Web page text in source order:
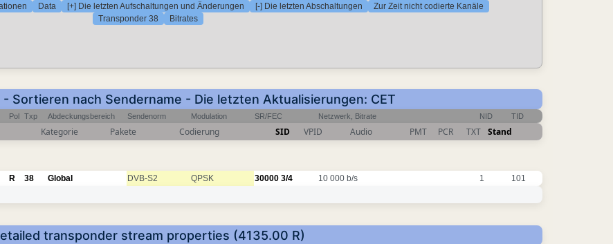
Data [+] Die letzten Aufschaltungen und Änderungen [-] Die letzten Abschaltungen
Zur Zeit nicht codierte Kanäle
Transponder 38
Bitrates
- Sortieren nach Sendername - Die letzten Aktualisierungen: CET
Pol Txp Abdeckungsbereich Sendenorm Modulation SR/FEC Netzwerk, Bitrate NID TID
Kategorie Pakete Codierung SID VPID Audio PMT PCR TXT Stand
R 38 Global DVB-S2 QPSK 30000 3/4 10 000 b/s 1 101
transponder stream properties (4135.00 R)